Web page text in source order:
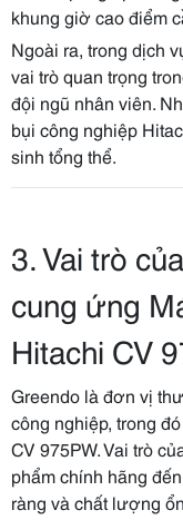
khung giờ cao điểm
Ngoài ra, trong dịch
vai trò quan trọng
đội ngũ nhân viên.
bụi công nghiệp
sinh tổng thể.
3. Vai trò
cung ứng
Hitachi CV
Greendo là đơn vị
công nghiệp, trong
CV 975PW. Vai trò
phẩm chính hãng
ràng và chất lượng